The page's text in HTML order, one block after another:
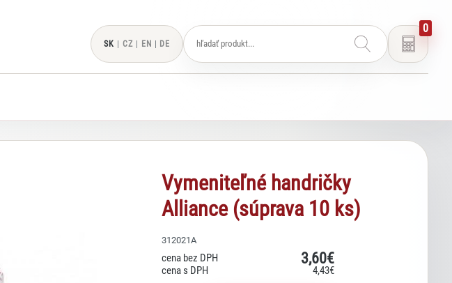
SK | CZ | EN | DE
0
Vymeniteľné handričky
Alliance (súprava 10 ks)
312021A
cena bez DPH 3,60€
cena s DPH 4,43€
Lexi
Asistent pre školský nábytok a